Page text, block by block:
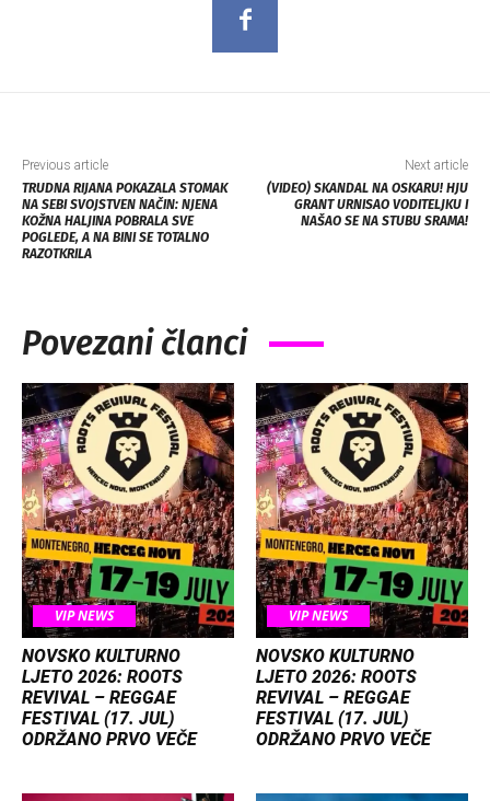
Previous article
TRUDNA RIJANA POKAZALA STOMAK
NA SEBI SVOJSTVEN NAČIN: NJENA
KOŽNA HALJINA POBRALA SVE
POGLEDE, A NA BINI SE TOTALNO
RAZOTKRILA
Next article
(VIDEO) SKANDAL NA OSKARU! HJU
GRANT URNISAO VODITELJKU I
NAŠAO SE NA STUBU SRAMA!
Povezani članci
VIP NEWS
NOVSKO KULTURNO
LJETO 2026: ROOTS
REVIVAL – REGGAE
FESTIVAL (17. JUL)
ODRŽANO PRVO VEČE
VIP NEWS
NOVSKO KULTURNO
LJETO 2026: ROOTS
REVIVAL – REGGAE
FESTIVAL (17. JUL)
ODRŽANO PRVO VEČE